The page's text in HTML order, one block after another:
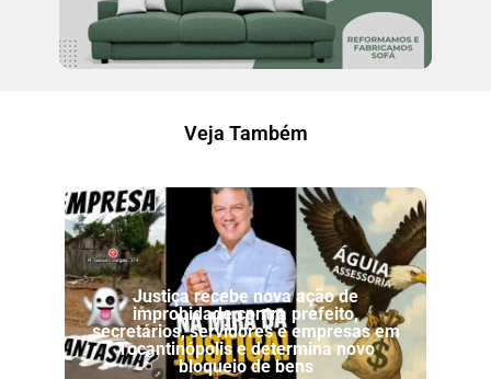
Veja Também
Justiça recebe nova ação de
improbidade contra prefeito,
secretários, servidores e empresas em
Tocantinópolis e determina novo
bloqueio de bens